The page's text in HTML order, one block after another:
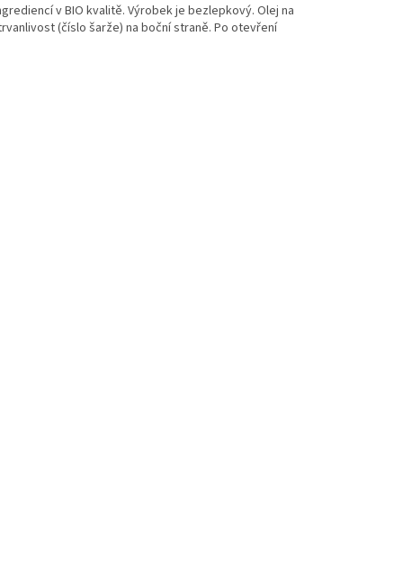
v BIO kvalitě. Výrobek je bezlepkový. Olej na
(číslo šarže) na boční straně. Po otevření